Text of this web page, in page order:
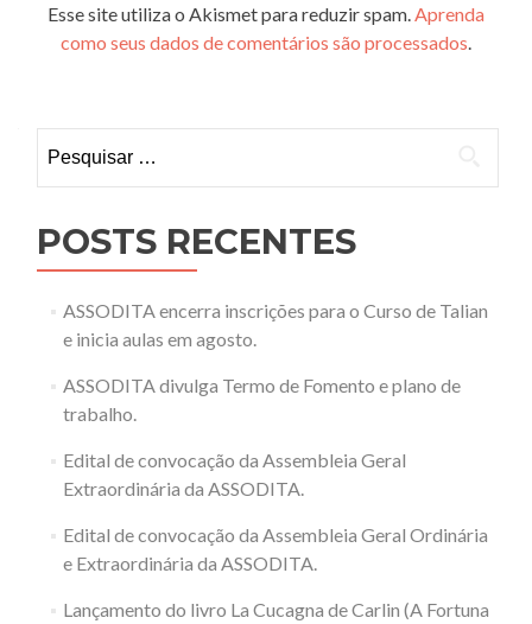
Esse site utiliza o Akismet para reduzir spam. Aprenda
como seus dados de comentários são processados
por:
POSTS RECENTES
ASSODITA encerra inscrições para o Curso de Talian
e inicia aulas em agosto.
ASSODITA divulga Termo de Fomento e plano de
trabalho.
Edital de convocação da Assembleia Geral
Extraordinária da ASSODITA.
Edital de convocação da Assembleia Geral Ordinária
e Extraordinária da ASSODITA.
Lançamento do livro La Cucagna de Carlin (A Fortuna